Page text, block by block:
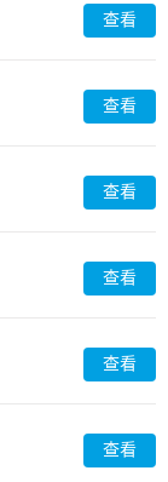
查看
查看
查看
查看
查看
查看